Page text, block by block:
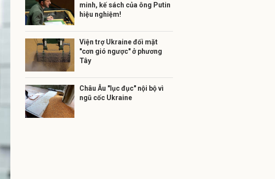
minh, kế sách của ông Putin
hiệu nghiệm!
Viện trợ Ukraine đối mặt
"cơn gió ngược" ở phương
Tây
Châu Âu "lục đục" nội bộ vì
ngũ cốc Ukraine